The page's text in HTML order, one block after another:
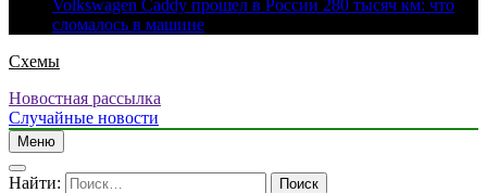
Volkswagen Caddy прошел в России 280 тысяч км: что
сломалось в машине
Схемы
Новостная рассылка
Случайные новости
Меню
Найти: